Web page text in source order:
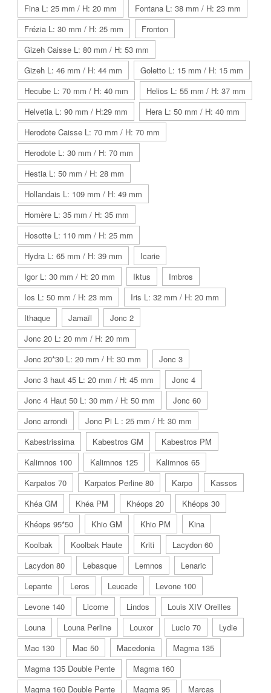
Fina L: 25 mm / H: 20 mm
Fontana L: 38 mm / H: 23 mm
Frézia L: 30 mm / H: 25 mm
Fronton
Gizeh Caisse L: 80 mm / H: 53 mm
Gizeh L: 46 mm / H: 44 mm
Goletto L: 15 mm / H: 15 mm
Hecube L: 70 mm / H: 40 mm
Helios L: 55 mm / H: 37 mm
Helvetia L: 90 mm / H:29 mm
Hera L: 50 mm / H: 40 mm
Herodote Caisse L: 70 mm / H: 70 mm
Herodote L: 30 mm / H: 70 mm
Hestia L: 50 mm / H: 28 mm
Hollandais L: 109 mm / H: 49 mm
Homère L: 35 mm / H: 35 mm
Hosotte L: 110 mm / H: 25 mm
Hydra L: 65 mm / H: 39 mm
Icarie
Igor L: 30 mm / H: 20 mm
Iktus
Imbros
Ios L: 50 mm / H: 23 mm
Iris L: 32 mm / H: 20 mm
Ithaque
Jamaïl
Jonc 2
Jonc 20 L: 20 mm / H: 20 mm
Jonc 20*30 L: 20 mm / H: 30 mm
Jonc 3
Jonc 3 haut 45 L: 20 mm / H: 45 mm
Jonc 4
Jonc 4 Haut 50 L: 30 mm / H: 50 mm
Jonc 60
Jonc arrondi
Jonc Pi L : 25 mm / H: 30 mm
Kabestrissima
Kabestros GM
Kabestros PM
Kalimnos 100
Kalimnos 125
Kalimnos 65
Karpatos 70
Karpatos Perline 80 Karpo
Kassos
Khéa GM
Khéa PM Khéops 20
Khéops 30
Khéops 95*50
Khio GM Khio PM
Kina
Koolbak
Koolbak Haute Kriti
Lacydon 60
Lacydon 80
Lebasque Lemnos
Lenaric
Lepante
Leros Leucade
Levone 100
Levone 140
Licorne Lindos
Louis XIV Oreilles
Louna
Louna Perline Louxor Lucio 70
Lydie
Mac 130
Mac 50 Macedonia
Magma 135
Magma 135 Double Pente
Magma 160
Magma 160 Double Pente
Magma 95
Marcas